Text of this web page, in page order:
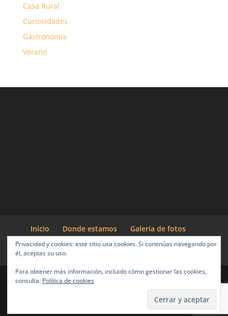
Casa Rural
Curiosidades
Gastronomía
Verano
Inicio Donde estamos
Galería de fotos
Actividades
Entorno
Blog Cabañeros
| Desarrollado por
Privacidad y cookies: este sitio usa cookies. Si continúas navegando por
él, aceptas su uso.
Para obtener más información, incluido cómo gestionar las cookies,
consulta: Política de cookies